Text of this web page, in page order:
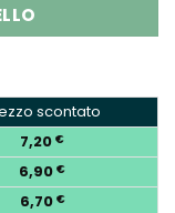
scontato
7,20 €
6,90 €
6,70 €